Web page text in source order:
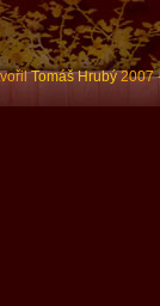
Tomáš Hrubý2007